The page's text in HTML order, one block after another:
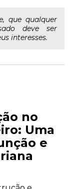
que qualquer
deve ser
interesses.
no
Uma
e